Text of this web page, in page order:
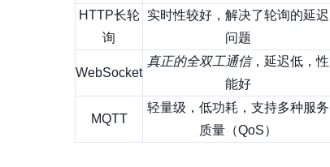
HTTP长轮
询
实时性较好，解决了轮询的延迟
问题
WebSocket
真正的全双工通信，延迟低，性
能好
MQTT
轻量级 ，低功耗，支持多种服务
质量（QoS）